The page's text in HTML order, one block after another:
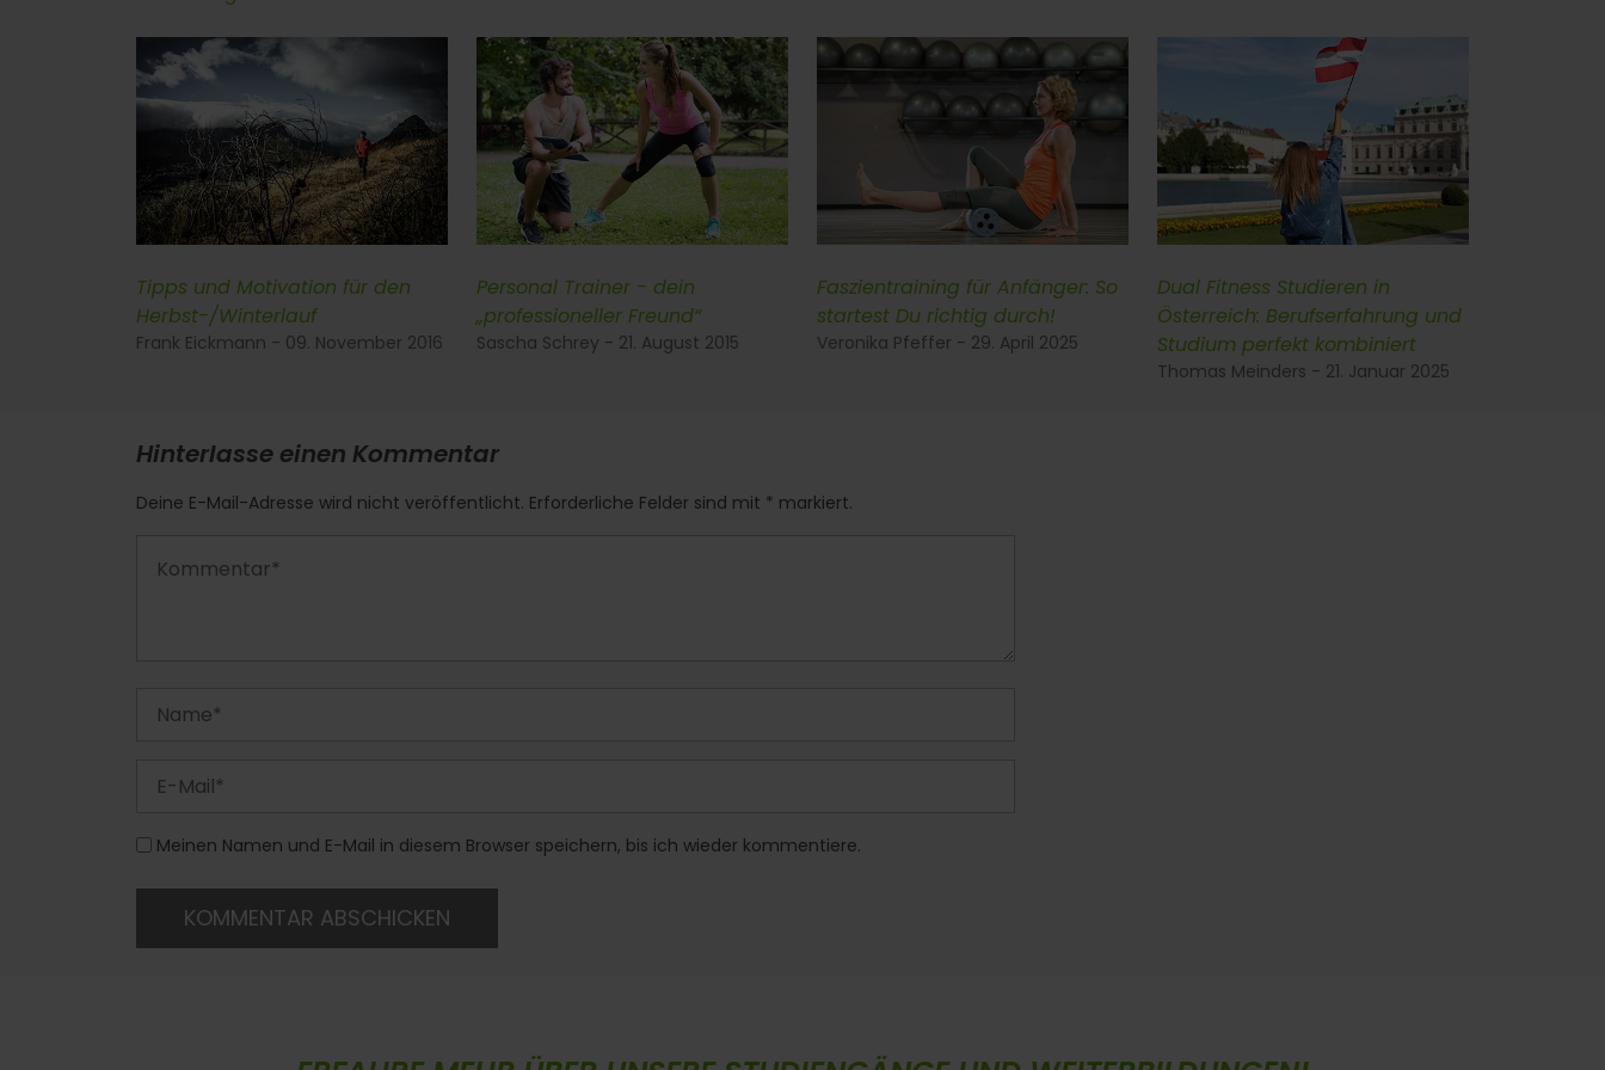
Tipps und Motivation für den
Herbst-/Winterlauf
Frank Eickmann - 09. November 2016
Personal Trainer - dein
„professioneller Freund“
Sascha Schrey - 21. August 2015
Faszientraining für Anfänger: So
startest Du richtig durch!
Veronika Pfeffer - 29. April 2025
Dual Fitness Studieren in
Österreich: Berufserfahrung und
Studium perfekt kombiniert
Thomas Meinders - 21. Januar 2025
Hinterlasse einen Kommentar
Deine E-Mail-Adresse wird nicht veröffentlicht. Erforderliche Felder sind mit * markiert.
Meinen Namen und E-Mail in diesem Browser speichern, bis ich wieder kommentiere.
KOMMENTAR ABSCHICKEN